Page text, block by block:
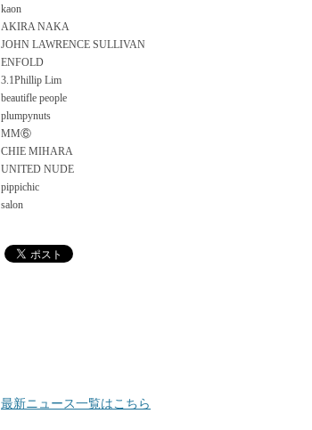
kaon
AKIRA NAKA
JOHN LAWRENCE SULLIVAN
ENFOLD
3.1Phillip Lim
beautifle people
plumpynuts
MM⑥
CHIE MIHARA
UNITED NUDE
pippichic
salon
最新ニュース一覧はこちら